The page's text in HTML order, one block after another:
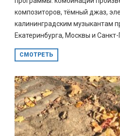
композиторов, тёмный джаз,
калининградским музыкантам
Екатеринбурга, Москвы и Санкт-
СМОТРЕТЬ